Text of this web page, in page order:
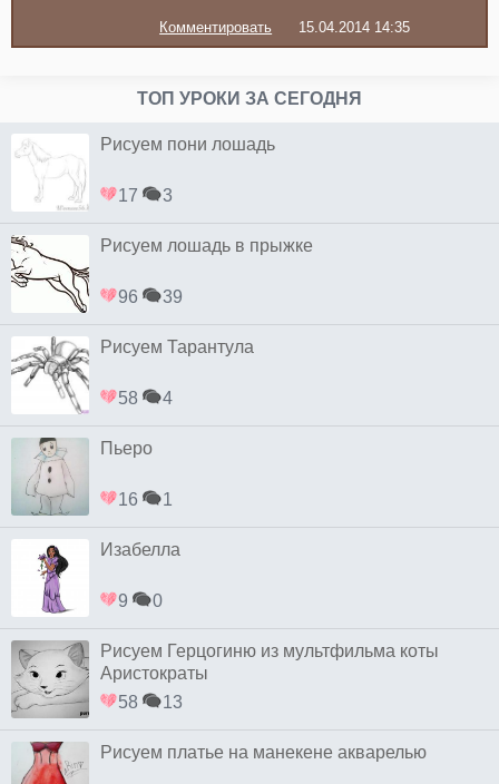
Комментировать 15.04.2014 14:35
ТОП УРОКИ ЗА СЕГОДНЯ
Рисуем пони лошадь
17 3
Рисуем лошадь в прыжке
96 39
Рисуем Тарантула
58 4
Пьеро
16 1
Изабелла
9 0
Рисуем Герцогиню из мультфильма коты
Аристократы
58
13
Рисуем платье на манекене акварелью